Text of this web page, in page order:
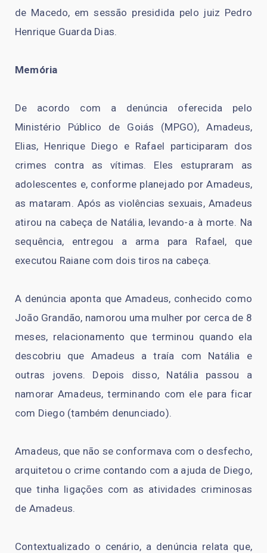
de Macedo, em sessão presidida pelo juiz Pedro
Henrique Guarda Dias.
Memória
De acordo com a denúncia oferecida pelo
Ministério Público de Goiás (MPGO), Amadeus,
Elias, Henrique Diego e Rafael participaram dos
crimes contra as vítimas. Eles estupraram as
adolescentes e, conforme planejado por Amadeus,
as mataram. Após as violências sexuais, Amadeus
atirou na cabeça de Natália, levando-a à morte. Na
sequência, entregou a arma para Rafael, que
executou Raiane com dois tiros na cabeça.
A denúncia aponta que Amadeus, conhecido como
João Grandão, namorou uma mulher por cerca de 8
meses, relacionamento que terminou quando ela
descobriu que Amadeus a traía com Natália e
outras jovens. Depois disso, Natália passou a
namorar Amadeus, terminando com ele para ficar
com Diego (também denunciado).
Amadeus, que não se conformava com o desfecho,
arquitetou o crime contando com a ajuda de Diego,
que tinha ligações com as atividades criminosas
de Amadeus.
Contextualizado o cenário, a denúncia relata que,